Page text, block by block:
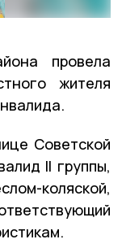
провела
жителя
Советской
II группы,
коляской,